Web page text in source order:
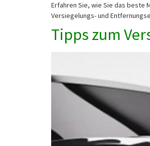
Erfahren Sie, wie Sie das beste
Versiegelungs- und
Tipps zum